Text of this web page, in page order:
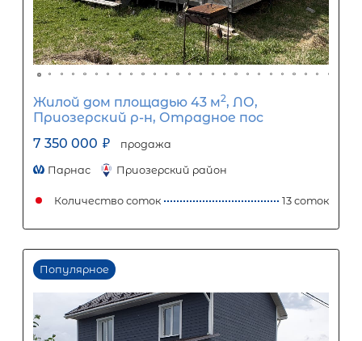
0 10 20 30 40 50 60 70 80
Срок кредита
1 5
Процентная
12
1 5 10 15 20
Ежемесячный платеж 40 888